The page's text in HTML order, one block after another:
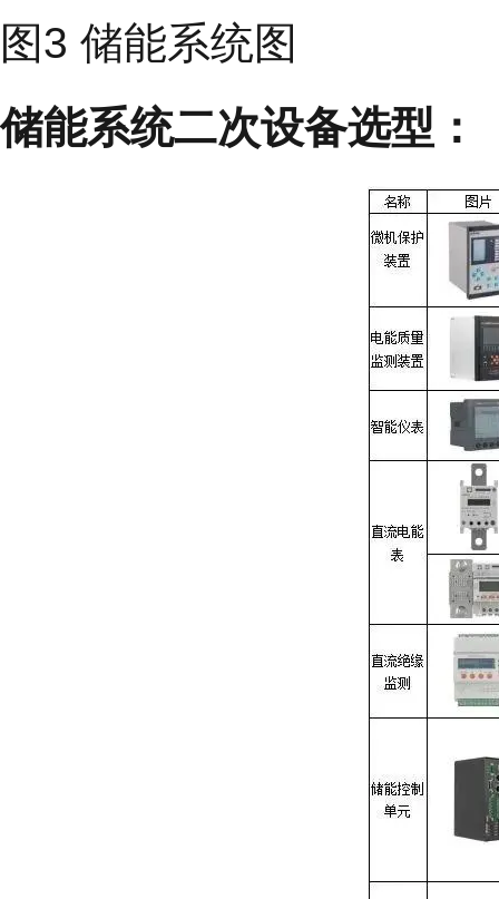
图3 储能系统图
储能系统二次设备选型：